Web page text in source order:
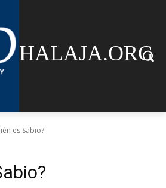
HALAJA.ORG
es Sabio?